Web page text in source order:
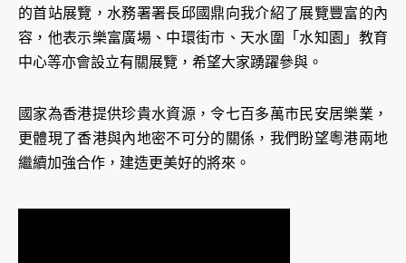
的首站展覽，水務署署長邱國鼎向我介紹了展覽豐富的內
容，他表示樂富廣場、中環街市、天水圍「水知園」教育
中心等亦會設立有關展覽，希望大家踴躍參與。
國家為香港提供珍貴水資源，令七百多萬市民安居樂業，
更體現了香港與內地密不可分的關係，我們盼望粵港兩地
繼續加強合作，建造更美好的將來。